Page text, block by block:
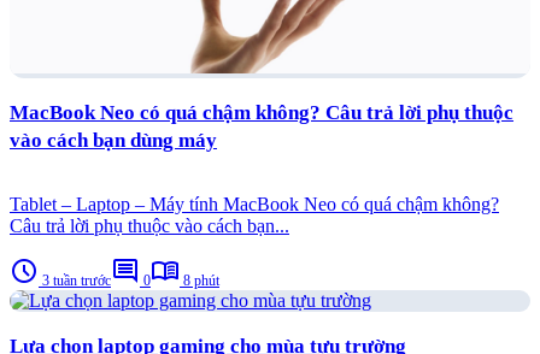
MacBook Neo có quá chậm không? Câu trả lời phụ thuộc
vào cách bạn dùng máy
Tablet – Laptop – Máy tính MacBook Neo có quá chậm không?
Câu trả lời phụ thuộc vào cách bạn...
schedule 3 tuần trướccomment 0menu_book 8 phút
Lựa chọn laptop gaming cho mùa tựu trường